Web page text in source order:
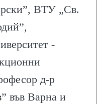
ВТУ „Св.
-
д-р
във Варна и